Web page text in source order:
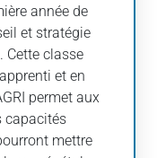
année de
et stratégie
Cette classe
et en
permet aux
capacités
mettre